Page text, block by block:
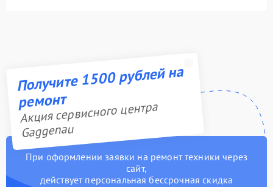
Получите 1500 рублей на
ремонт
Акция сервисного центра
Gaggenau
При оформлении заявки на ремонт техники через
сайт,
действует персональная бессрочная скидка